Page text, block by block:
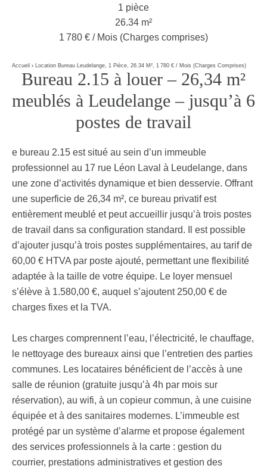
1 pièce
26.34 m²
1 780 € / Mois (Charges comprises)
Accueil Location Bureau Leudelange, 1 Pièce, 26.34 M², 1 780 € / Mois (Charges Comprises)
Bureau 2.15 à louer – 26,34 m²
meublés à Leudelange – jusqu’à 6
postes de travail
e bureau 2.15 est situé au sein d’un immeuble
professionnel au 17 rue Léon Laval à Leudelange, dans
une zone d’activités dynamique et bien desservie. Offrant
une superficie de 26,34 m², ce bureau privatif est
entièrement meublé et peut accueillir jusqu’à trois postes
de travail dans sa configuration standard. Il est possible
d’ajouter jusqu’à trois postes supplémentaires, au tarif de
60,00 € HTVA par poste ajouté, permettant une flexibilité
adaptée à la taille de votre équipe. Le loyer mensuel
s’élève à 1.580,00 €, auquel s’ajoutent 250,00 € de
charges fixes et la TVA.
Les charges comprennent l’eau, l’électricité, le chauffage,
le nettoyage des bureaux ainsi que l’entretien des parties
communes. Les locataires bénéficient de l’accès à une
salle de réunion (gratuite jusqu’à 4h par mois sur
réservation), au wifi, à un copieur commun, à une cuisine
équipée et à des sanitaires modernes. L’immeuble est
protégé par un système d’alarme et propose également
des services professionnels à la carte : gestion du
courrier, prestations administratives et gestion des